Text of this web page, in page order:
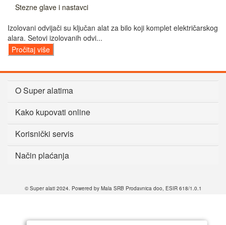
Stezne glave i nastavci
Izolovani odvijači su ključan alat za bilo koji komplet električarskog
alara. Setovi izolovanih odvi...
Pročitaj više
O Super alatima
Kako kupovati online
Korisnički servis
Način plaćanja
© Super alati 2024. Powered by Mala SRB Prodavnica doo, ESIR 618/1.0.1